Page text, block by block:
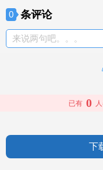
0 条评论
来说两句吧。。。
已有 0
下